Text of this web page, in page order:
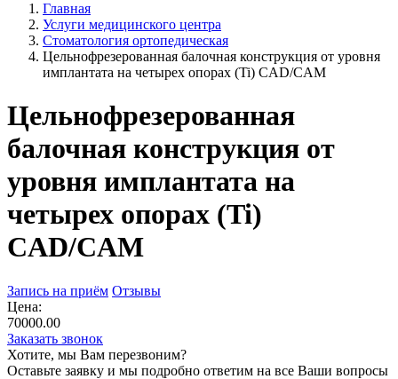
Главная
Услуги медицинского центра
Стоматология ортопедическая
Цельнофрезерованная балочная конструкция от уровня
имплантата на четырех опорах (Ti) CAD/CAM
Цельнофрезерованная
балочная конструкция от
уровня имплантата на
четырех опорах (Ti)
CAD/CAM
Запись на приём Отзывы
Цена:
70000.00
Заказать звонок
Хотите, мы Вам перезвоним?
Оставьте заявку и мы подробно ответим на все Ваши вопросы